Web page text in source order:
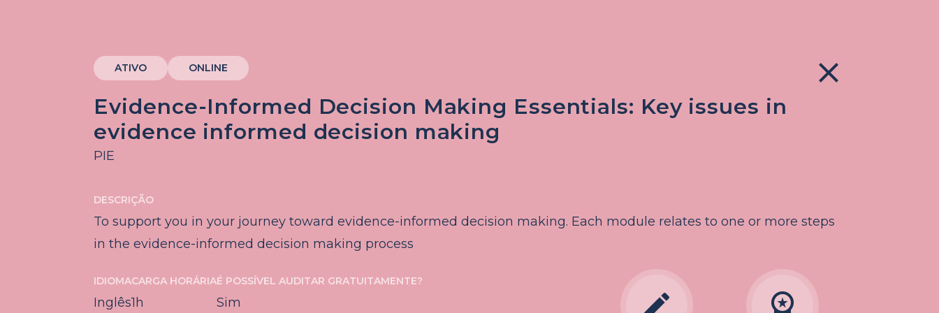
ATIVO ONLINE close
Evidence-Informed Decision Making Essentials: Key issues in
evidence informed decision making
PIE
DESCRIÇÃO
To support you in your journey toward evidence-informed decision making. Each module relates to one or more steps
in the evidence-informed decision making process
IDIOMA
Inglês
CARGA HORÁRIA
1h
É POSSÍVEL AUDITAR GRATUITAMENTE?
Sim edit workspace_premium